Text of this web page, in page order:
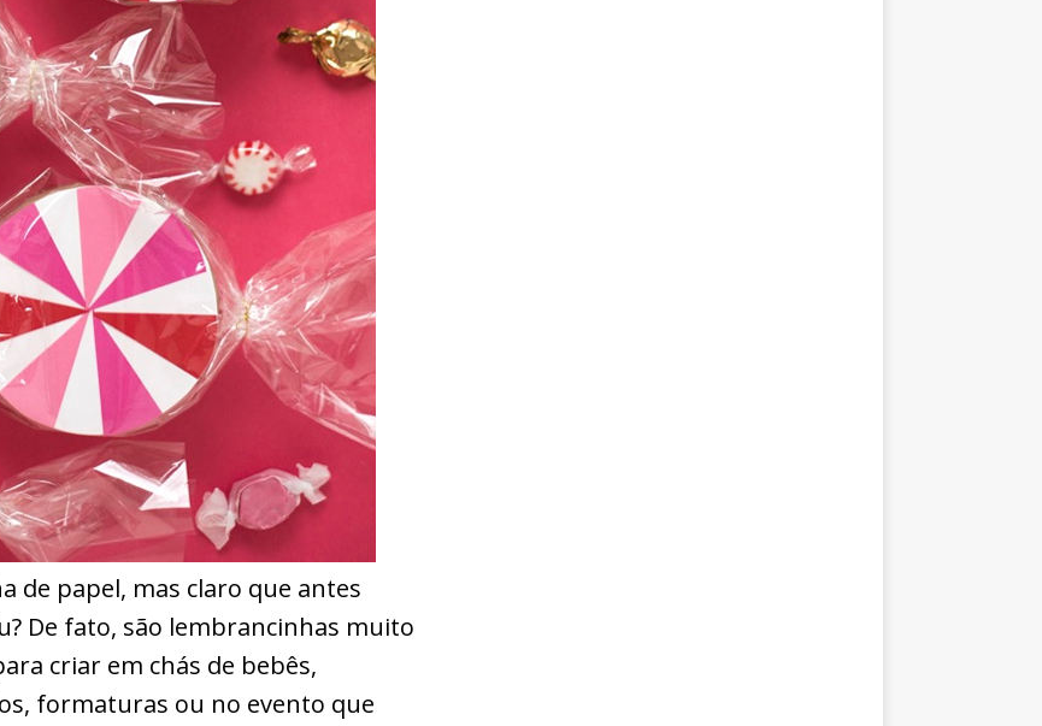
de papel, mas claro que antes
De fato, são lembrancinhas muito
criar em chás de bebês,
formaturas ou no evento que